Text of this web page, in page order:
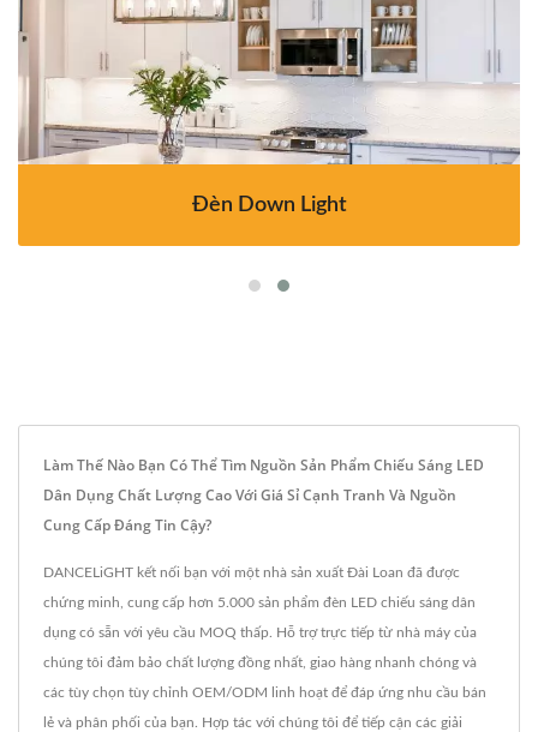
Đèn Down Light
Làm Thế Nào Bạn Có Thể Tìm Nguồn Sản Phẩm Chiếu Sáng LED
Dân Dụng Chất Lượng Cao Với Giá Sỉ Cạnh Tranh Và Nguồn
Cung Cấp Đáng Tin Cậy?
DANCELiGHT kết nối bạn với một nhà sản xuất Đài Loan đã được
chứng minh, cung cấp hơn 5.000 sản phẩm đèn LED chiếu sáng dân
dụng có sẵn với yêu cầu MOQ thấp. Hỗ trợ trực tiếp từ nhà máy của
chúng tôi đảm bảo chất lượng đồng nhất, giao hàng nhanh chóng và
các tùy chọn tùy chỉnh OEM/ODM linh hoạt để đáp ứng nhu cầu bán
lẻ và phân phối của bạn. Hợp tác với chúng tôi để tiếp cận các giải